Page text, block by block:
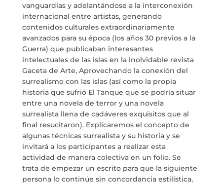
LA NEUROLITERATURA ENTRA
EN NUESTROS OBJETIVOS
por Digital
WE ARE TRANSPARENT
byDulce Xerach
info@crowplan.com
922 28 00 28
vanguardias y adelantándose a la interconexión
internacional entre artistas, generando
contenidos culturales extraordinariamente
avanzados para su época (los años 30 previos a la
Guerra) que publicaban interesantes
intelectuales de las islas en la inolvidable revista
Gaceta de Arte, Aprovechando la conexión del
surrealismo con las islas (así como la propia
historia que sufrió El Tanque que se podría situar
entre una novela de terror y una novela
surrealista llena de cadáveres exquisitos que al
final resucitaron). Explicaremos el concepto de
algunas técnicas surrealista y su historia y se
invitará a los participantes a realizar esta
actividad de manera colectiva en un folio. Se
trata de empezar un escrito para que la siguiente
persona lo continúe sin concordancia estilística,